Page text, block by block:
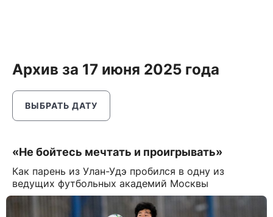
Архив за 17 июня 2025 года
ВЫБРАТЬ ДАТУ
«Не бойтесь мечтать и проигрывать»
Как парень из Улан-Удэ пробился в одну из
ведущих футбольных академий Москвы